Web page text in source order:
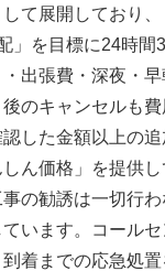
て展開しており
」を目標に24時間
出張費・深夜・
のキャンセルも
した金額以上の
ん価格」を提供
の勧誘は一切行
います。コール
着までの応急処